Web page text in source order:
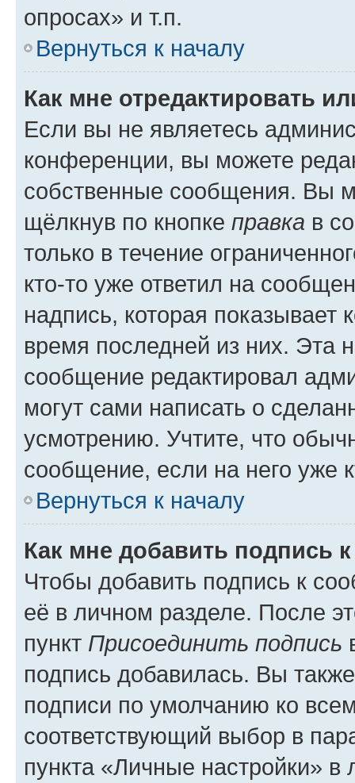
опросах» и т.п.
Вернуться к началу
Как мне отредактировать
Если вы не являетесь
конференции, вы можете
собственные сообщения. Вы
щёлкнув по кнопке правка в
только в течение
кто-то уже ответил на
надпись, которая показывает
время последней из них. Эта
сообщение редактировал
могут сами написать о
усмотрению. Учтите, что
сообщение, если на него уже
Вернуться к началу
Как мне добавить подпись
Чтобы добавить подпись к
её в личном разделе. После
пункт Присоединить подпись
подпись добавилась. Вы
подписи по умолчанию ко
соответствующий выбор в
пункта «Личные настройки»